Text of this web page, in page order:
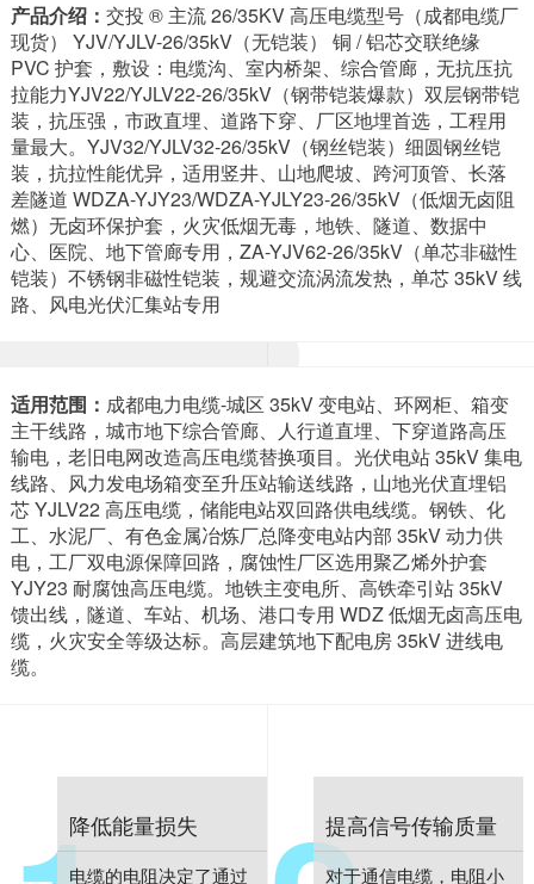
产品介绍： 交投 ® 主流 26/35KV 高压电缆型号（成都电缆厂
现货） YJV/YJLV-26/35kV（无铠装） 铜 / 铝芯交联绝缘
PVC 护套，敷设：电缆沟、室内桥架、综合管廊，无抗压抗
拉能力YJV22/YJLV22-26/35kV（钢带铠装爆款）双层钢带铠
装，抗压强，市政直埋、道路下穿、厂区地埋首选，工程用
量最大。YJV32/YJLV32-26/35kV（钢丝铠装）细圆钢丝铠
装，抗拉性能优异，适用竖井、山地爬坡、跨河顶管、长落
差隧道 WDZA-YJY23/WDZA-YJLY23-26/35kV（低烟无卤阻
燃）无卤环保护套，火灾低烟无毒，地铁、隧道、数据中
心、医院、地下管廊专用，ZA-YJV62-26/35kV（单芯非磁性
铠装）不锈钢非磁性铠装，规避交流涡流发热，单芯 35kV 线
路、风电光伏汇集站专用
适用范围： 成都电力电缆-城区 35kV 变电站、环网柜、箱变
主干线路，城市地下综合管廊、人行道直埋、下穿道路高压
输电，老旧电网改造高压电缆替换项目。光伏电站 35kV 集电
线路、风力发电场箱变至升压站输送线路，山地光伏直埋铝
芯 YJLV22 高压电缆，储能电站双回路供电线缆。钢铁、化
工、水泥厂、有色金属冶炼厂总降变电站内部 35kV 动力供
电，工厂双电源保障回路，腐蚀性厂区选用聚乙烯外护套
YJY23 耐腐蚀高压电缆。地铁主变电所、高铁牵引站 35kV
馈出线，隧道、车站、机场、港口专用 WDZ 低烟无卤高压电
缆，火灾安全等级达标。高层建筑地下配电房 35kV 进线电
缆。
降低能量损失
电缆的电阻决定了通过
提高信号传输质量
对于通信电缆，电阻小